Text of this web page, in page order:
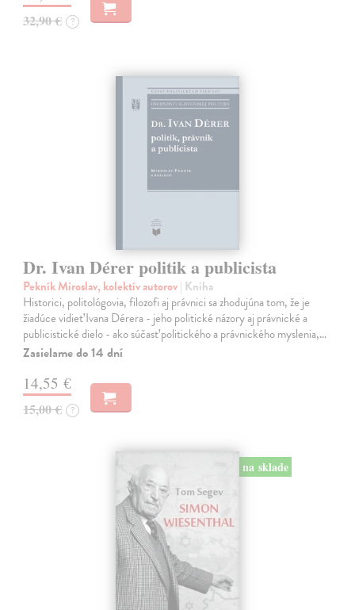
32,90 € ?
Dr. Ivan Dérer politik a publicista
Pekník Miroslav, kolektív autorov| Kniha
Historici, politológovia, filozofi aj právnici sa zhodujúna tom, že je
žiadúce vidieť Ivana Dérera - jeho politické názory aj právnické a
publicistické dielo - ako súčasť politického a právnického myslenia,…
Zasielame do 14 dní
14,55 €
15,00 € ?
na sklade